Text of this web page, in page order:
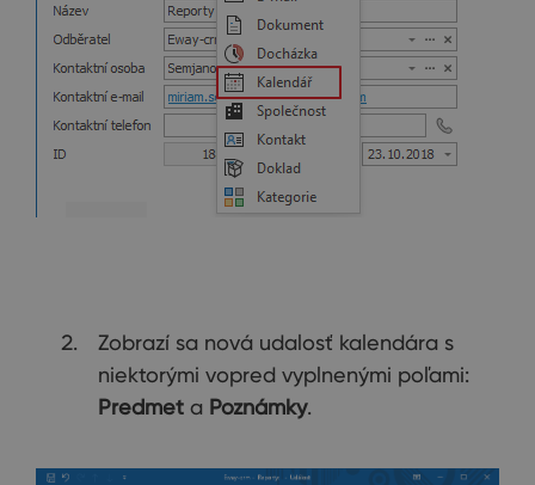
Zobrazí sa nová udalosť kalendára s
niektorými vopred vyplnenými poľami:
Predmet a Poznámky.